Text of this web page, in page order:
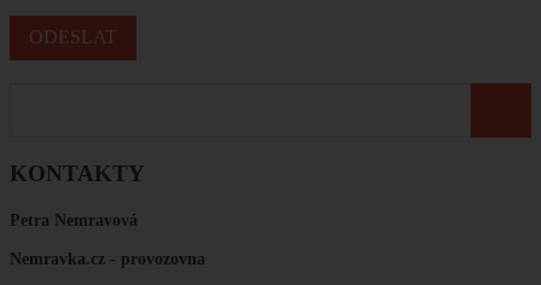
KONTAKTY
Petra Nemravová
Nemravka.cz - provozovna